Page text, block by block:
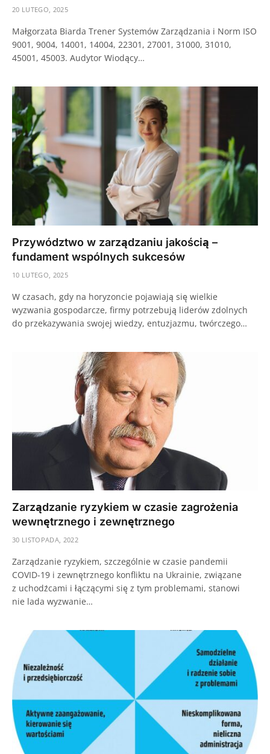
20 LUTEGO, 2025
Małgorzata Biarda Trener Systemów Zarządzania i Norm ISO
9001, 9004, 14001, 14004, 22301, 27001, 31000, 31010,
45001, 45003. Audytor Wiodący…
Przywództwo w zarządzaniu jakością –
fundament wspólnych sukcesów
10 LUTEGO, 2025
W czasach, gdy na horyzoncie pojawiają się wielkie
wyzwania gospodarcze, firmy potrzebują liderów zdolnych
do przekazywania swojej wiedzy, entuzjazmu, twórczego…
Zarządzanie ryzykiem w czasie zagrożenia
wewnętrznego i zewnętrznego
30 LISTOPADA, 2022
Zarządzanie ryzykiem, szczególnie w czasie pandemii
COVID-19 i zewnętrznego konfliktu na Ukrainie, związane
z uchodźcami i łączącymi się z tym problemami, stanowi
nie lada wyzwanie…